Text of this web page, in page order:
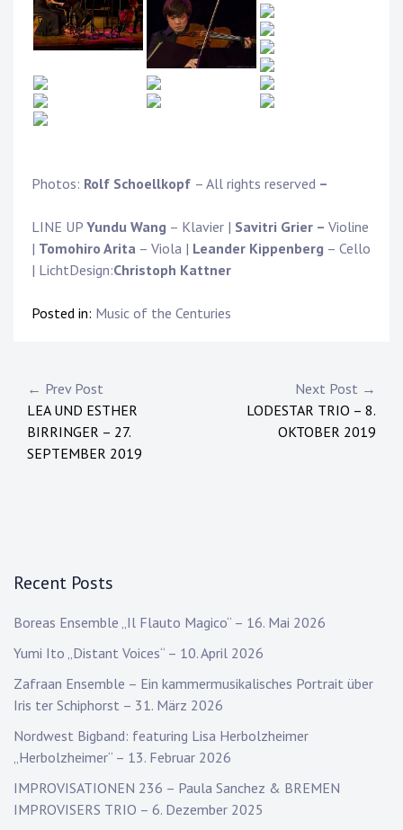
Photos: Rolf Schoellkopf – All rights reserved –
LINE UP Yundu Wang – Klavier | Savitri Grier – Violine
| Tomohiro Arita – Viola | Leander Kippenberg – Cello
| LichtDesign:Christoph Kattner
Posted in: Music of the Centuries
Post
navigation
← Prev Post
LEA UND ESTHER
BIRRINGER – 27.
SEPTEMBER 2019
Next Post →
LODESTAR TRIO – 8.
OKTOBER 2019
Recent Posts
Boreas Ensemble „Il Flauto Magico“ – 16. Mai 2026
Yumi Ito „Distant Voices“ – 10. April 2026
Zafraan Ensemble – Ein kammermusikalisches Portrait über
Iris ter Schiphorst – 31. März 2026
Nordwest Bigband: featuring Lisa Herbolzheimer
„Herbolzheimer“ – 13. Februar 2026
IMPROVISATIONEN 236 – Paula Sanchez & BREMEN
IMPROVISERS TRIO – 6. Dezember 2025